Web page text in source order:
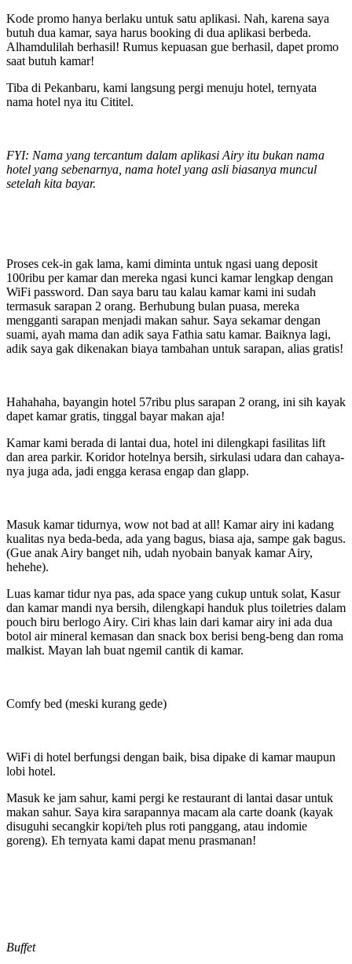
Kode promo hanya berlaku untuk satu aplikasi. Nah, karena saya
butuh dua kamar, saya harus booking di dua aplikasi berbeda.
Alhamdulilah berhasil! Rumus kepuasan gue berhasil, dapet promo
saat butuh kamar!
Tiba di Pekanbaru, kami langsung pergi menuju hotel, ternyata
nama hotel nya itu Cititel.
FYI: Nama yang tercantum dalam aplikasi Airy itu bukan nama
hotel yang sebenarnya, nama hotel yang asli biasanya muncul
setelah kita bayar.
Proses cek-in gak lama, kami diminta untuk ngasi uang deposit
100ribu per kamar dan mereka ngasi kunci kamar lengkap dengan
WiFi password. Dan saya baru tau kalau kamar kami ini sudah
termasuk sarapan 2 orang. Berhubung bulan puasa, mereka
mengganti sarapan menjadi makan sahur. Saya sekamar dengan
suami, ayah mama dan adik saya Fathia satu kamar. Baiknya lagi,
adik saya gak dikenakan biaya tambahan untuk sarapan, alias gratis!
Hahahaha, bayangin hotel 57ribu plus sarapan 2 orang, ini sih kayak
dapet kamar gratis, tinggal bayar makan aja!
Kamar kami berada di lantai dua, hotel ini dilengkapi fasilitas lift
dan area parkir. Koridor hotelnya bersih, sirkulasi udara dan cahaya-
nya juga ada, jadi engga kerasa engap dan glapp.
Masuk kamar tidurnya, wow not bad at all! Kamar airy ini kadang
kualitas nya beda-beda, ada yang bagus, biasa aja, sampe gak bagus.
(Gue anak Airy banget nih, udah nyobain banyak kamar Airy,
hehehe).
Luas kamar tidur nya pas, ada space yang cukup untuk solat, Kasur
dan kamar mandi nya bersih, dilengkapi handuk plus toiletries dalam
pouch biru berlogo Airy. Ciri khas lain dari kamar airy ini ada dua
botol air mineral kemasan dan snack box berisi beng-beng dan roma
malkist. Mayan lah buat ngemil cantik di kamar.
Comfy bed (meski kurang gede)
WiFi di hotel berfungsi dengan baik, bisa dipake di kamar maupun
lobi hotel.
Masuk ke jam sahur, kami pergi ke restaurant di lantai dasar untuk
makan sahur. Saya kira sarapannya macam ala carte doank (kayak
disuguhi secangkir kopi/teh plus roti panggang, atau indomie
goreng). Eh ternyata kami dapat menu prasmanan!
Buffet